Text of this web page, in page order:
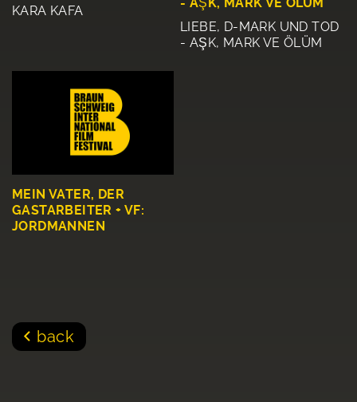
KARA KAFA
LIEBE, D-MARK UND TOD
- AŞK, MARK VE ÖLÜM
MEIN VATER, DER
GASTARBEITER + VF:
JORDMANNEN
back